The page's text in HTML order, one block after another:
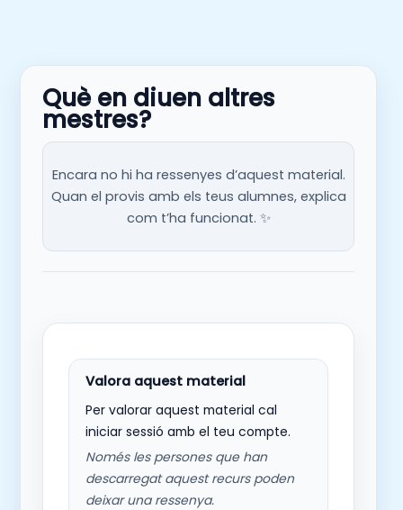
Què en diuen altres
mestres?
Encara no hi ha ressenyes d’aquest material.
Quan el provis amb els teus alumnes, explica
com t’ha funcionat. ✨
Per valorar aquest material cal
iniciar sessió amb el teu compte.
Només les persones que han
descarregat aquest recurs poden
deixar una ressenya.